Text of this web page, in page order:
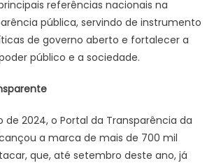
referências nacionais na
pública, servindo de instrumento
de governo aberto e fortalecer a
público e a sociedade.
2024, o Portal da Transparência da
a marca de mais de 700 mil
que, até setembro deste ano, já